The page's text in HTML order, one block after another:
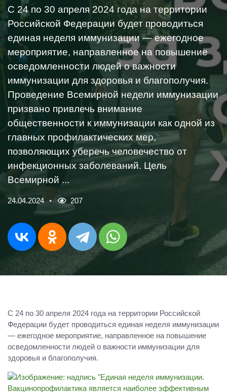
С 24 по 30 апреля 2024 года на территории
Российской Федерации будет проводиться
единая неделя иммунизации — ежегодное
мероприятие, направленное на повышение
осведомленности людей о важности
иммунизации для здоровья и благополучия.
Проведение Всемирной недели иммунизации
призвано привлечь внимание
общественности к иммунизации как одной из
главных профилактических мер,
позволяющих уберечь человечество от
инфекционных заболеваний. Цель
Всемирной ...
24.04.2024 207
С 24 по 30 апреля 2024 года на территории Российской
Федерации будет проводиться единая неделя иммунизации
— ежегодное мероприятие, направленное на повышение
осведомленности людей о важности иммунизации для
здоровья и благополучия.